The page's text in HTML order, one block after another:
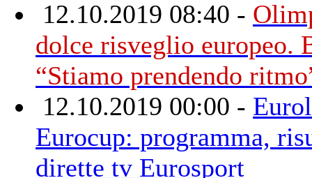
12.10.2019 08:40 -
dolce risveglio europeo.
“Stiamo prendendo
12.10.2019 00:00 -
Eurocup: programma,
dirette tv Eurosport